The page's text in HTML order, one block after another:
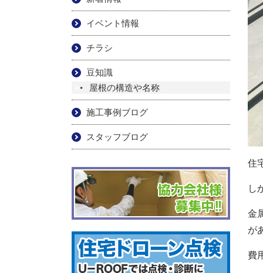
住
し
金
が
費
イベント情報
チラシ
豆知識
屋根の構造や名称
施工事例ブログ
スタッフブログ